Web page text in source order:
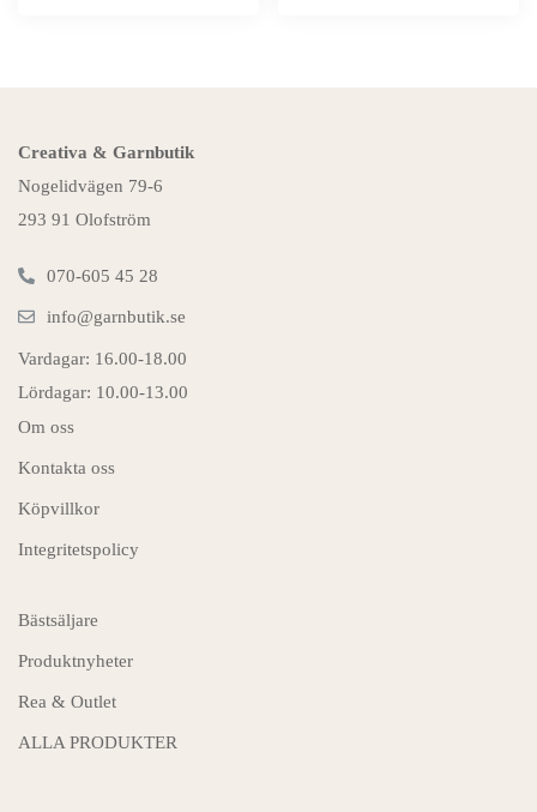
Creativa & Garnbutik
Nogelidvägen 79-6
293 91 Olofström
070-605 45 28
info@garnbutik.se
Vardagar: 16.00-18.00
Lördagar: 10.00-13.00
Om oss
Kontakta oss
Köpvillkor
Integritetspolicy
Bästsäljare
Produktnyheter
Rea & Outlet
ALLA PRODUKTER